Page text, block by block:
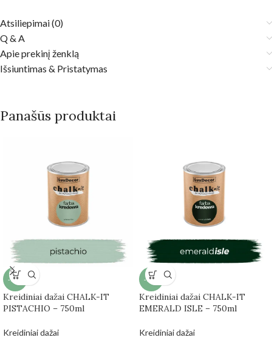
Atsiliepimai (0)
Q & A
Apie prekinį ženklą
Išsiuntimas & Pristatymas
Panašūs produktai
-15%
Kreidiniai dažai CHALK-IT
PISTACHIO – 750ml
Kreidiniai dažai
-15%
Kreidiniai dažai CHALK-IT
EMERALD ISLE – 750ml
Kreidiniai dažai